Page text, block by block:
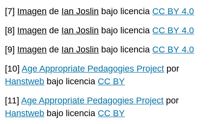
[7] Imagen de Ian Joslin bajo licencia CC BY 4.0
[8] Imagen de Ian Joslin bajo licencia CC BY 4.0
[9] Imagen de Ian Joslin bajo licencia CC BY 4.0
[10]Age Appropriate Pedagogies Project por
Hanstweb bajo licencia CC BY
[11]Age Appropriate Pedagogies Project por
Hanstweb bajo licencia CC BY